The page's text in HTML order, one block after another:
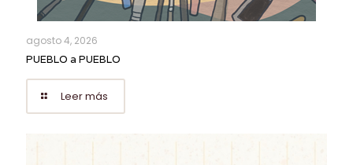
agosto 4, 2026
PUEBLO a PUEBLO
Leer más